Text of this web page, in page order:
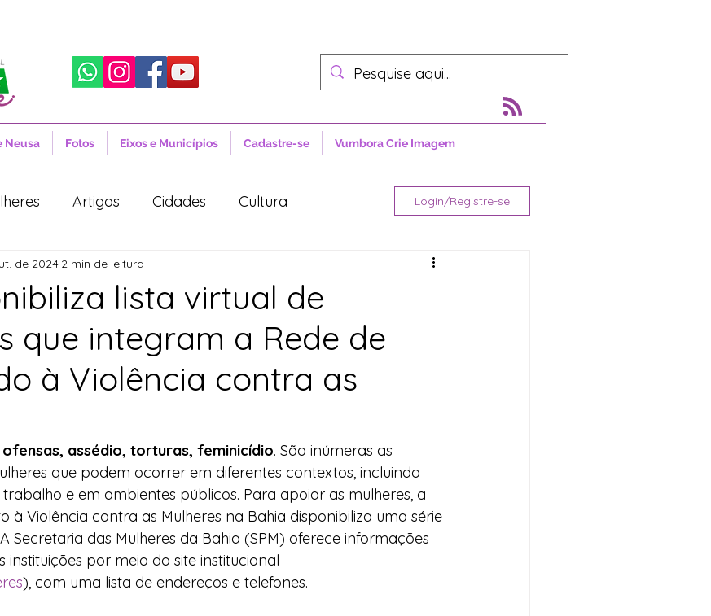
Neusa Fotos Eixos e Municípios Cadastre-se Vumbora Crie Imagem
Artigos Cidades Cultura
Notícias
Projetos de Lei Política Lula
Indicação Água Agricultura Familiar
Agricultura Familiar Defesa Civil
Alimentar Direitos Humanos Esporte
Login/Registre-se
lista virtual de
que integram a Rede de
à Violência contra as
de 2024 2 min de leitura
assédio, torturas, feminicídio. São inúmeras as
que podem ocorrer em diferentes contextos, incluindo
e em ambientes públicos. Para apoiar as mulheres, a
à Violência contra as Mulheres na Bahia disponibiliza uma série
Secretaria das Mulheres da Bahia (SPM) oferece informações
instituições por meio do site institucional
), com uma lista de endereços e telefones.